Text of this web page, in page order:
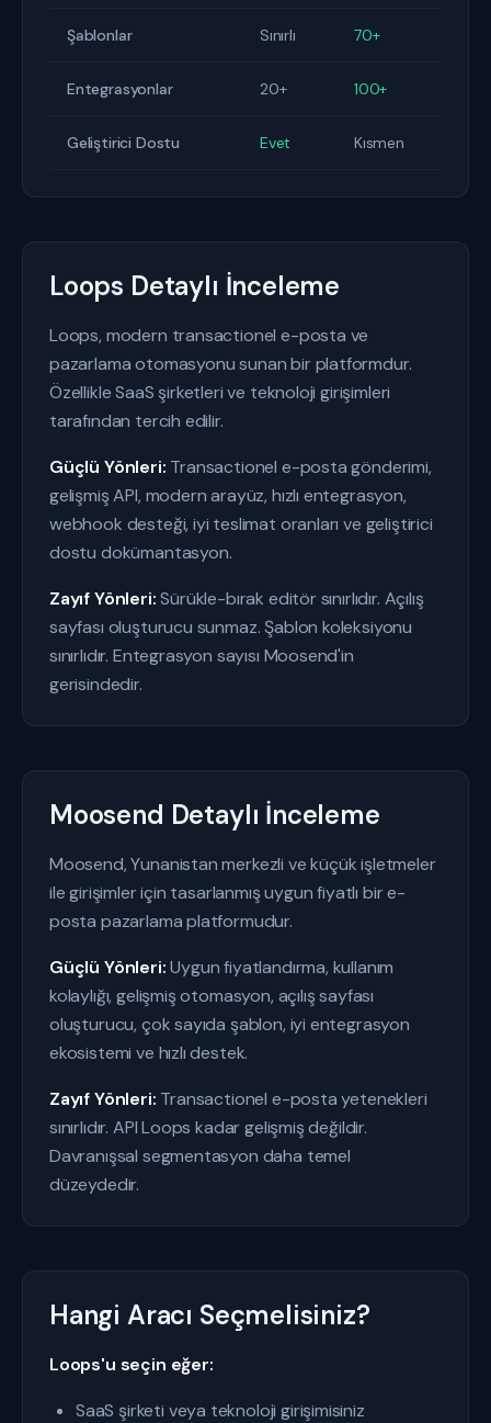
Şablonlar Sınırlı 70+
Entegrasyonlar 20+ 100+
Geliştirici Dostu Evet Kısmen
Loops Detaylı İnceleme
Loops, modern transactionel e-posta ve
pazarlama otomasyonu sunan bir platformdur.
Özellikle SaaS şirketleri ve teknoloji girişimleri
tarafından tercih edilir.
Güçlü Yönleri: Transactionel e-posta gönderimi,
gelişmiş API, modern arayüz, hızlı entegrasyon,
webhook desteği, iyi teslimat oranları ve geliştirici
dostu dokümantasyon.
Zayıf Yönleri:Sürükle-bırak editör sınırlıdır. Açılış
sayfası oluşturucu sunmaz. Şablon koleksiyonu
sınırlıdır. Entegrasyon sayısı Moosend'in
gerisindedir.
Moosend Detaylı İnceleme
Moosend, Yunanistan merkezli ve küçük işletmeler
ile girişimler için tasarlanmış uygun fiyatlı bir e-
posta pazarlama platformudur.
Güçlü Yönleri:Uygun fiyatlandırma, kullanım
kolaylığı, gelişmiş otomasyon, açılış sayfası
oluşturucu, çok sayıda şablon, iyi entegrasyon
ekosistemi ve hızlı destek.
Zayıf Yönleri: Transactionel e-posta yetenekleri
sınırlıdır. API Loops kadar gelişmiş değildir.
Davranışsal segmentasyon daha temel
düzeydedir.
Hangi Aracı Seçmelisiniz?
Loops'u seçin eğer:
SaaS şirketi veya teknoloji girişimisiniz